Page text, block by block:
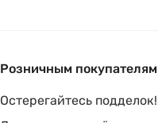
Розничным покупателям
Остерегайтесь подделок!